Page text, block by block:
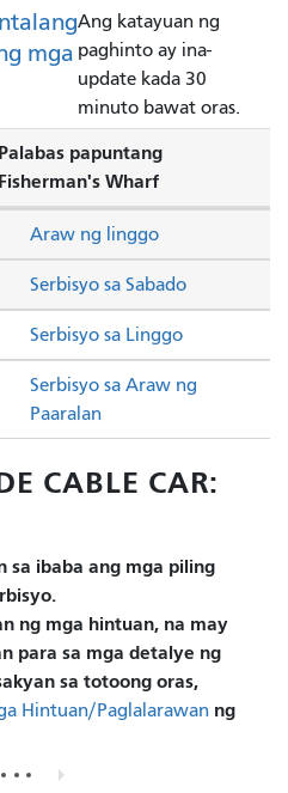
mga
Ang katayuan ng
paghinto ay ina-
update kada 30
minuto bawat oras.
Palabas papuntang
Fisherman's Wharf
Serbisyo sa Sabado
Serbisyo sa Linggo
Araw ng linggo
Serbisyo sa Araw ng
Paaralan
CABLE CAR:
sa ibaba ang mga piling
ng mga hintuan, na may
para sa mga detalye ng
sa totoong oras,
Hintuan/Paglalarawan ng